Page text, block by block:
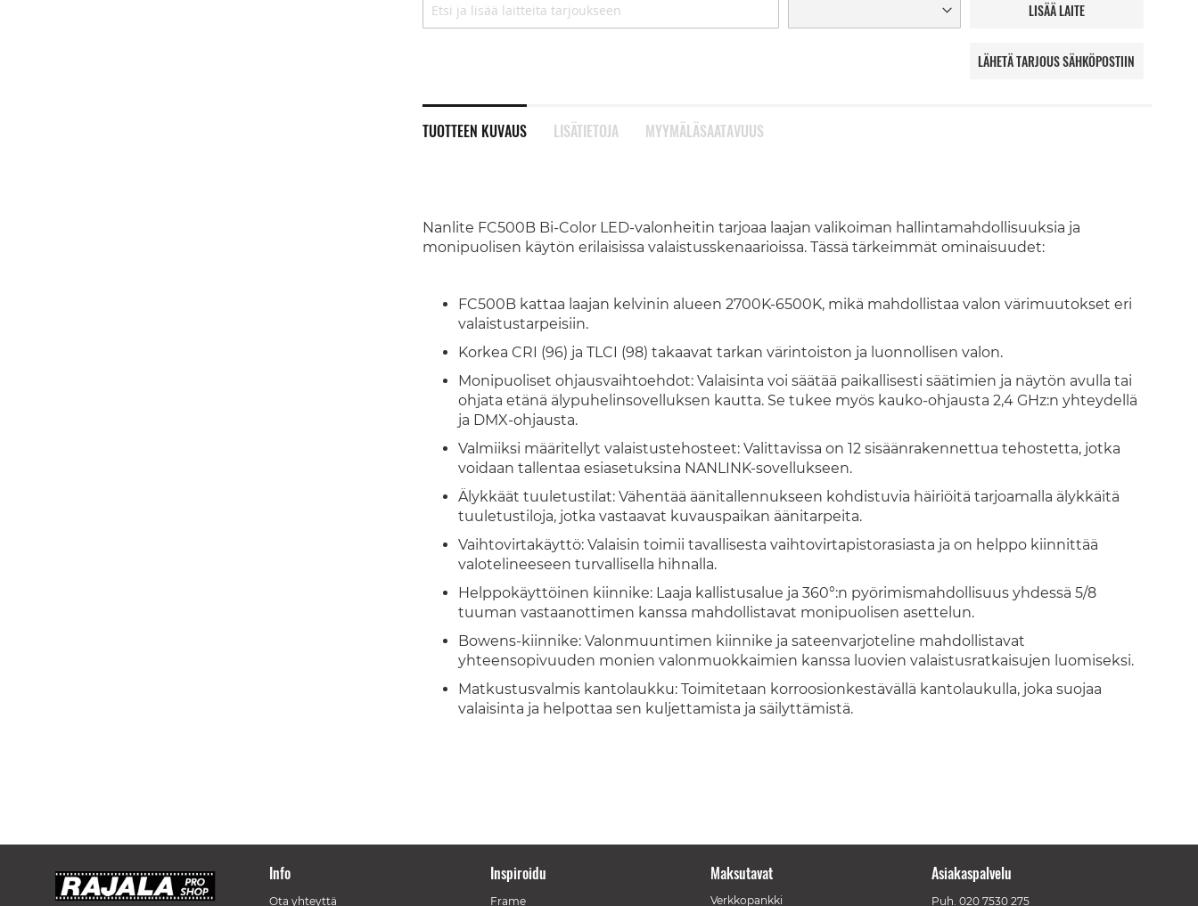
LISÄÄ LAITE
LÄHETÄ TARJOUS SÄHKÖPOSTIIN
TUOTTEEN KUVAUS
Nanlite FC500B Bi-Color LED-valonheitin tarjoaa laajan valikoiman hallintamahdollisuuksia ja
monipuolisen käytön erilaisissa valaistusskenaarioissa. Tässä tärkeimmät ominaisuudet:
FC500B kattaa laajan kelvinin alueen 2700K-6500K, mikä mahdollistaa valon värimuutokset eri
valaistustarpeisiin.
Korkea CRI (96) ja TLCI (98) takaavat tarkan värintoiston ja luonnollisen valon.
Monipuoliset ohjausvaihtoehdot: Valaisinta voi säätää paikallisesti säätimien ja näytön avulla tai
ohjata etänä älypuhelinsovelluksen kautta. Se tukee myös kauko-ohjausta 2,4 GHz:n yhteydellä
ja DMX-ohjausta.
Valmiiksi määritellyt valaistustehosteet: Valittavissa on 12 sisäänrakennettua tehostetta, jotka
voidaan tallentaa esiasetuksina NANLINK-sovellukseen.
Älykkäät tuuletustilat: Vähentää äänitallennukseen kohdistuvia häiriöitä tarjoamalla älykkäitä
tuuletustiloja, jotka vastaavat kuvauspaikan äänitarpeita.
Vaihtovirtakäyttö: Valaisin toimii tavallisesta vaihtovirtapistorasiasta ja on helppo kiinnittää
valotelineeseen turvallisella hihnalla.
Helppokäyttöinen kiinnike: Laaja kallistusalue ja 360°:n pyörimismahdollisuus yhdessä 5/8
tuuman vastaanottimen kanssa mahdollistavat monipuolisen asettelun.
Bowens-kiinnike: Valonmuuntimen kiinnike ja sateenvarjoteline mahdollistavat
yhteensopivuuden monien valonmuokkaimien kanssa luovien valaistusratkaisujen luomiseksi.
Matkustusvalmis kantolaukku: Toimitetaan korroosionkestävällä kantolaukulla, joka suojaa
valaisinta ja helpottaa sen kuljettamista ja säilyttämistä.
LISÄTIETOJA MYYMÄLÄSAATAVUUS
Info
Ota yhteyttä
Inspiroidu
Frame
Maksutavat
Verkkopankki
Asiakaspalvelu
Puh. 020 7530 275